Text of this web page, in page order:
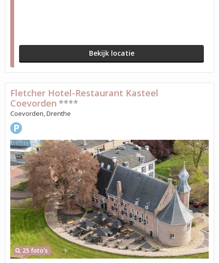
Bekijk locatie
25 foto's
Fletcher Hotel-Restaurant Kasteel
Coevorden ****
Coevorden, Drenthe